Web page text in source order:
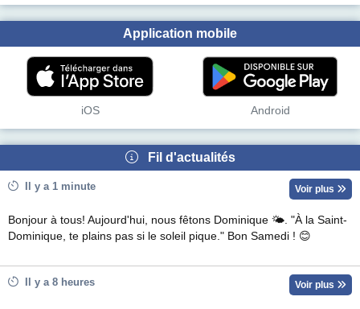
Application mobile
iOS Android
Fil d'actualités
Il y a 1 minute Voir plus
Bonjour à tous! Aujourd'hui, nous fêtons Dominique 🌤. "À la Saint-
Dominique, te plains pas si le soleil pique." Bon Samedi ! 😊
Il y a 8 heures Voir plus